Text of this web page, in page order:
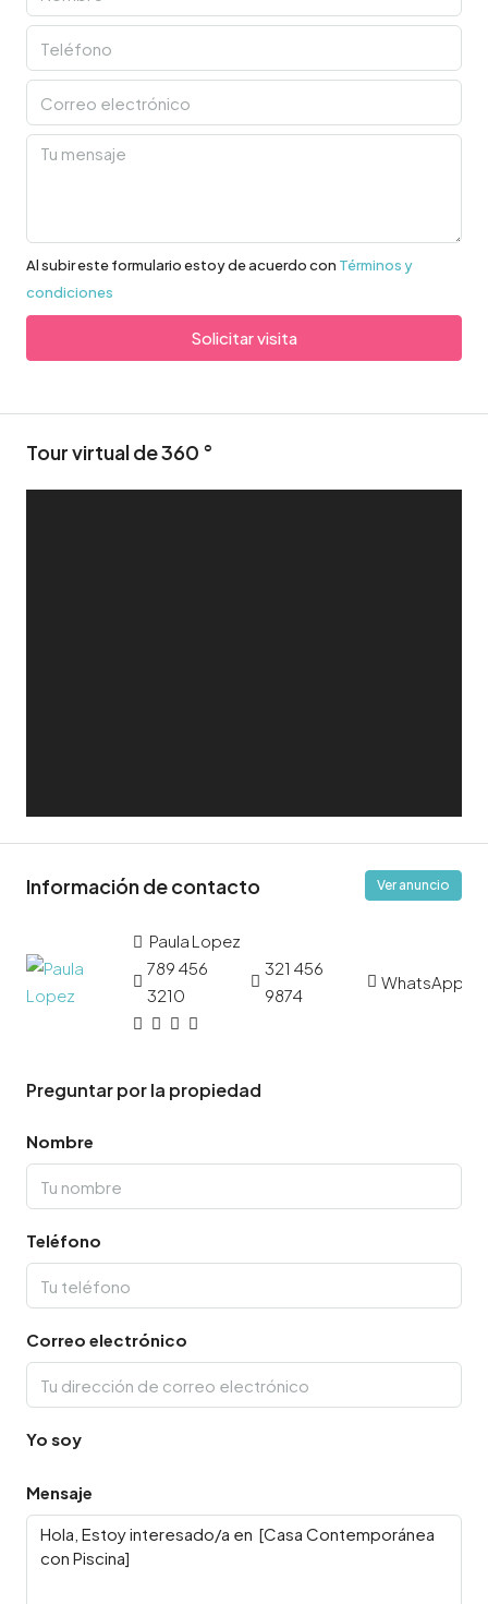
Al subir este formulario estoy de acuerdo con Términos y
condiciones
Solicitar visita
Tour virtual de 360 ​​°
Información de contacto Ver anuncio
Paula Lopez
789 456
3210
321 456
9874
WhatsApp
Preguntar por la propiedad
Nombre
Teléfono
Correo electrónico
Yo soy
Mensaje